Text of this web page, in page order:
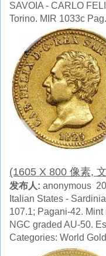
SAVOIA - CARLO
Torino. MIR 1033c
(1605 X 800 像素,
发布人: anonymous
Italian States -
107.1; Pagani-42.
NGC graded AU-50.
Categories: World